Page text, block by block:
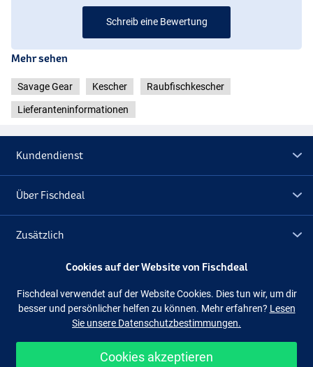
Schreib eine Bewertung
Mehr sehen
Savage Gear Kescher Raubfischkescher
Lieferanteninformationen
Kundendienst
Über Fischdeal
Zusätzlich
Lagerräumung
Facebook
Cookies auf der Website von Fischdeal
Fischdeal verwendet auf der Website Cookies. Dies tun wir, um dir
besser und persönlicher helfen zu können. Mehr erfahren? Lesen
Sie unsere Datenschutzbestimmungen.
Cookies akzeptieren